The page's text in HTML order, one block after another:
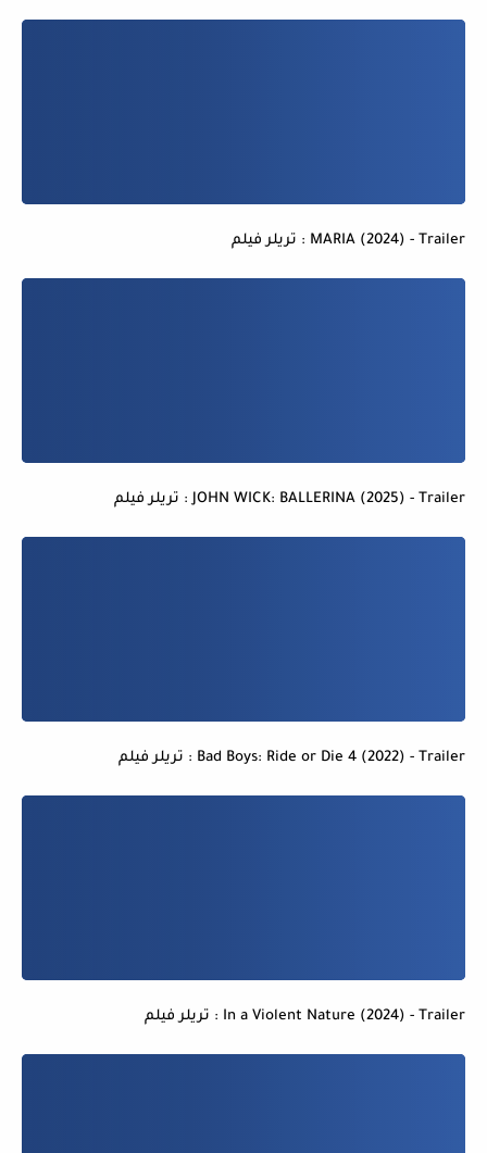
MARIA (2024) - Trailer : تريلر فيلم
JOHN WICK: BALLERINA (2025) - Trailer : تريلر فيلم
Bad Boys: Ride or Die 4 (2022) - Trailer : تريلر فيلم
In a Violent Nature (2024) - Trailer : تريلر فيلم